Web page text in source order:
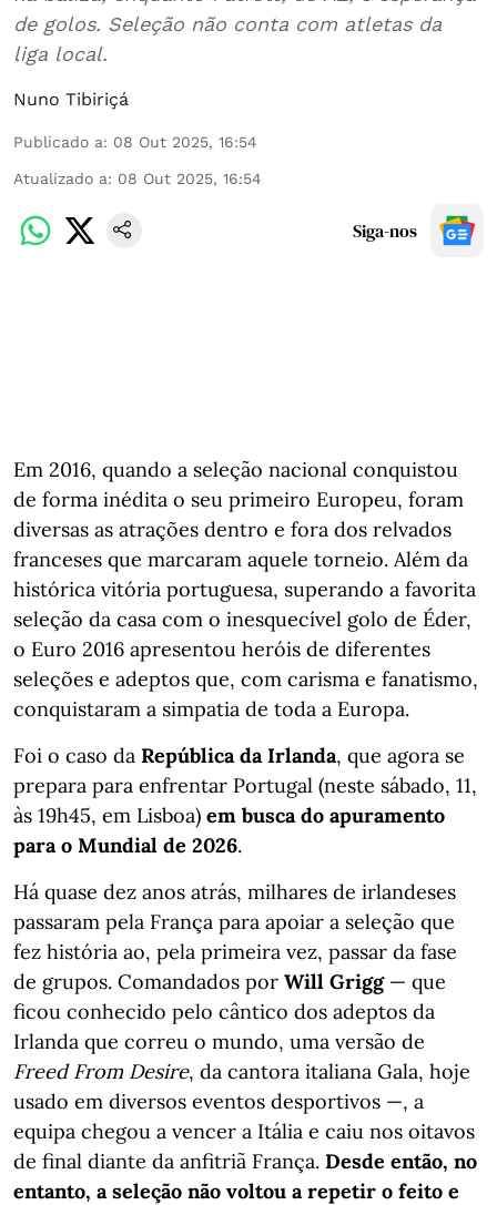
de golos. Seleção não conta com atletas da
liga local.
Nuno Tibiriçá
Publicado a: 08 Out 2025, 16:54
Atualizado a: 08 Out 2025, 16:54
Siga-nos
Em 2016, quando a seleção nacional conquistou
de forma inédita o seu primeiro Europeu, foram
diversas as atrações dentro e fora dos relvados
franceses que marcaram aquele torneio. Além da
histórica vitória portuguesa, superando a favorita
seleção da casa com o inesquecível golo de Éder,
o Euro 2016 apresentou heróis de diferentes
seleções e adeptos que, com carisma e fanatismo,
conquistaram a simpatia de toda a Europa.
Foi o caso da República da Irlanda, que agora se
prepara para enfrentar Portugal (neste sábado, 11,
às 19h45, em Lisboa) em busca do apuramento
para o Mundial de 2026.
Há quase dez anos atrás, milhares de irlandeses
passaram pela França para apoiar a seleção que
fez história ao, pela primeira vez, passar da fase
de grupos. Comandados por Will Grigg— que
ficou conhecido pelo cântico dos adeptos da
Irlanda que correu o mundo, uma versão de
Freed From Desire, da cantora italiana Gala, hoje
usado em diversos eventos desportivos —, a
equipa chegou a vencer a Itália e caiu nos oitavos
de final diante da anfitriã França. Desde então, no
entanto, a seleção não voltou a repetir o feito e